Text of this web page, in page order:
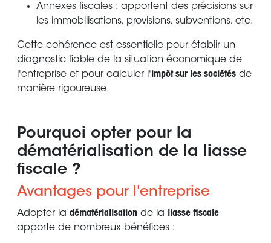
Annexes fiscales : apportent des précisions sur
les immobilisations, provisions, subventions, etc.
Cette cohérence est essentielle pour établir un
diagnostic fiable de la situation économique de
l'entreprise et pour calculer l'impôt sur les sociétés de
manière rigoureuse.
Pourquoi opter pour la
dématérialisation de la liasse
fiscale ?
Avantages pour l'entreprise
Adopter la dématérialisation de la
liasse fiscale
apporte de nombreux bénéfices :